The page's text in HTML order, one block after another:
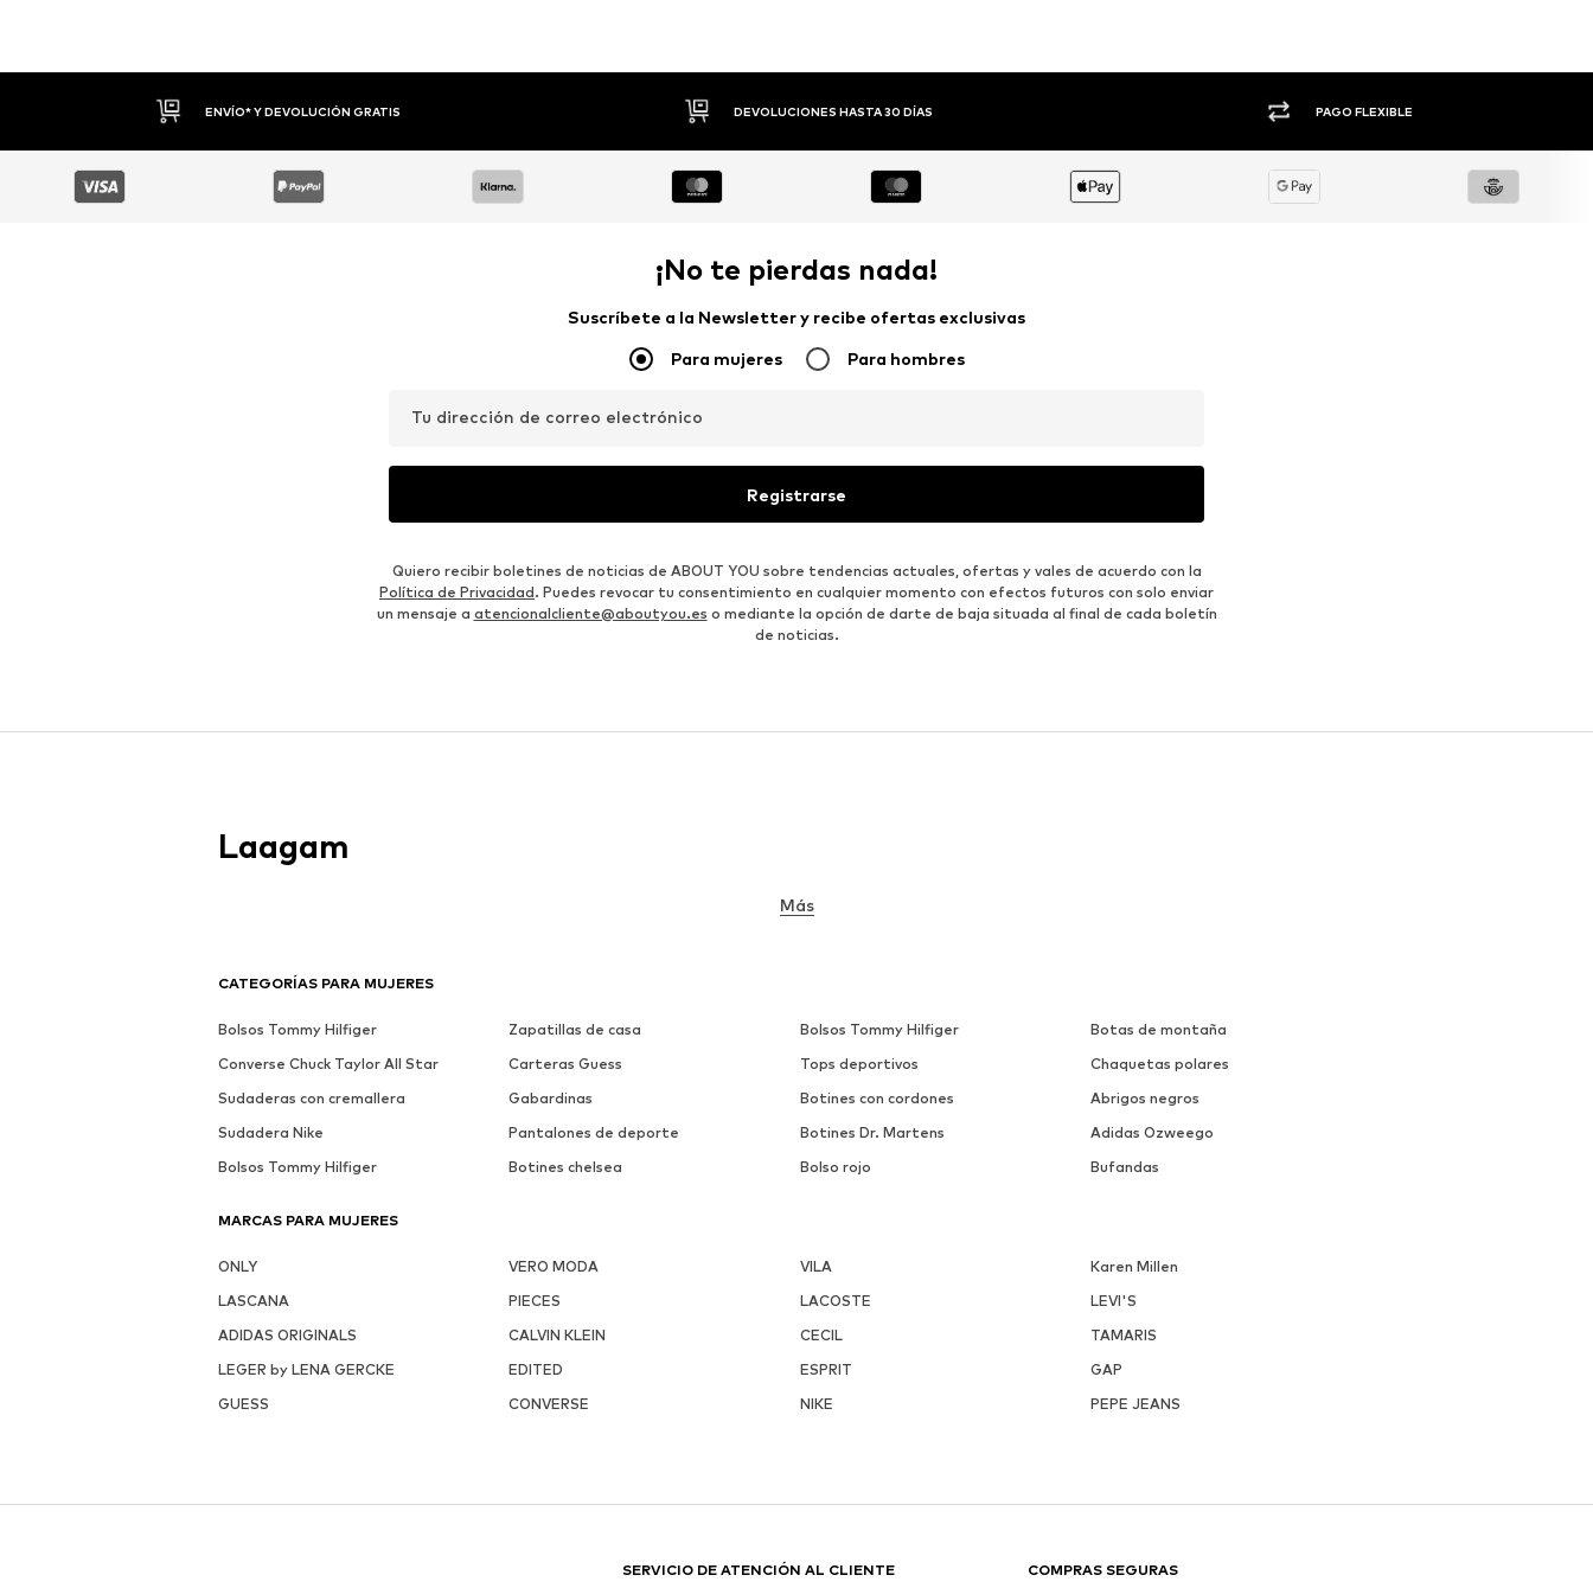
DEVOLUCIONES HASTA 30 DÍAS PAGO FLEXIBLE +1.000 MARCAS
¡No te pierdas nada!
Suscríbete a la Newsletter y recibe ofertas exclusivas
Para mujeres Para hombres
Tu dirección de correo electrónico
Registrarse
Quiero recibir boletines de noticias de ABOUT YOU sobre tendencias actuales, ofertas y vales de acuerdo con la
Política de Privacidad. Puedes revocar tu consentimiento en cualquier momento con efectos futuros con solo enviar
un mensaje a atencionalcliente@aboutyou.es o mediante la opción de darte de baja situada al final de cada boletín
de noticias.
CATEGORÍAS PARA MUJERES
Bolsos Tommy Hilfiger Zapatillas de casa Bolsos Tommy Hilfiger
Botas de montaña
Converse Chuck Taylor All Star
Carteras Guess Tops deportivos
Chaquetas polares
Sudaderas con cremallera
Gabardinas Botines con cordones
Abrigos negros
Sudadera Nike
Pantalones de deporte Botines Dr. Martens
Adidas Ozweego
Bolsos Tommy Hilfiger
Botines chelsea Bolso rojo Bufandas
MARCAS PARA MUJERES
ONLY VERO MODA VILA
Karen Millen
LASCANA
PIECES LACOSTE
LEVI'S
ADIDAS ORIGINALS
CALVIN KLEIN CECIL
TAMARIS
LEGER by LENA GERCKE
EDITED ESPRIT
GAP
GUESS
CONVERSE NIKE PEPE JEANS
SERVICIO DE ATENCIÓN AL CLIENTE COMPRAS SEGURAS
Laagam
Más